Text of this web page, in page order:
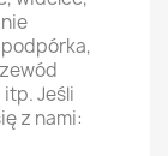
Jeśli
z nami: